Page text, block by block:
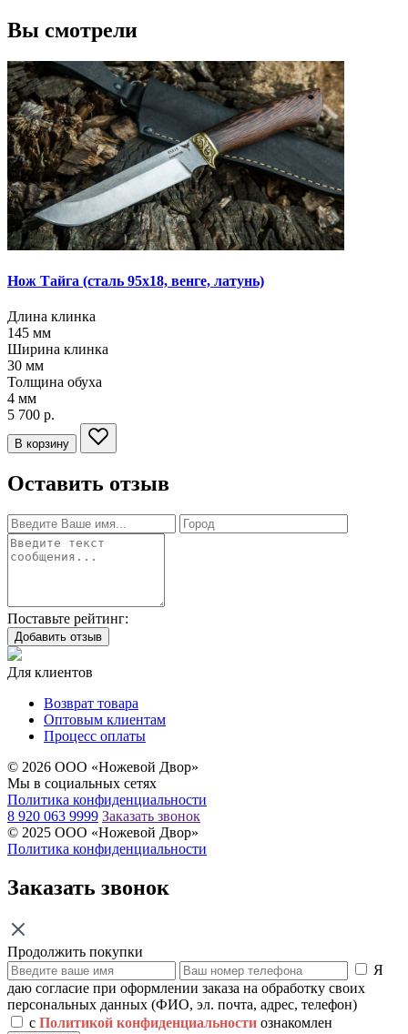
Вы смотрели
Нож Тайга (сталь 95х18, венге, латунь)
Длина клинка
145 мм
Ширина клинка
30 мм
Толщина обуха
4 мм
5 700 р.
В корзину
Оставить отзыв
Поставьте рейтинг:
Добавить отзыв
Для клиентов
Возврат товара
Оптовым клиентам
Процесс оплаты
© 2026 ООО «Ножевой Двор»
Мы в социальных сетях
Политика конфиденциальности
8 920 063 9999 Заказать звонок
© 2025 ООО «Ножевой Двор»
Политика конфиденциальности
Заказать звонок
Продолжить покупки
Я
даю согласие при оформлении заказа на обработку своих
персональных данных (ФИО, эл. почта, адрес, телефон)
с Политикой конфиденциальности ознакомлен